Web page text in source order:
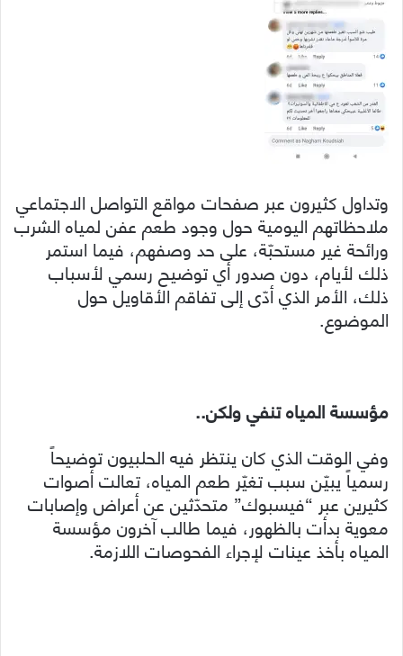
وتداول كثيرون عبر صفحات مواقع التواصل الاجتماعي
ملاحظاتهم اليومية حول وجود طعم عفن لمياه الشرب
ورائحة غير مستحبّة، على حد وصفهم، فيما استمر
ذلك لأيام، دون صدور أي توضيح رسمي لأسباب
ذلك، الأمر الذي أدّى إلى تفاقم الأقاويل حول
الموضوع.
مؤسسة المياه تنفي ولكن..
وفي الوقت الذي كان ينتظر فيه الحلبيون توضيحاً
رسمياً يبيّن سبب تغيّر طعم المياه، تعالت أصوات
كثيرين عبر “فيسبوك” متحدّثين عن أعراض وإصابات
معوية بدأت بالظهور، فيما طالب آخرون مؤسسة
المياه بأخذ عينات لإجراء الفحوصات اللازمة.